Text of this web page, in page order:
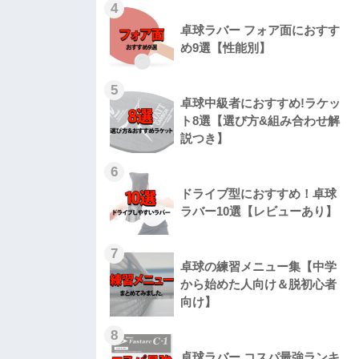
4
卓球ラバー フォア面におすす
め9選【性能別】
5
卓球中級者におすすめ!ラケッ
ト8選【選び方&組み合わせ解
説つき】
6
ドライブ型におすすめ！卓球
ラバー10選【レビューあり】
7
卓球の練習メニュー集【中学
から始めた人向け＆脱初心者
向け】
8